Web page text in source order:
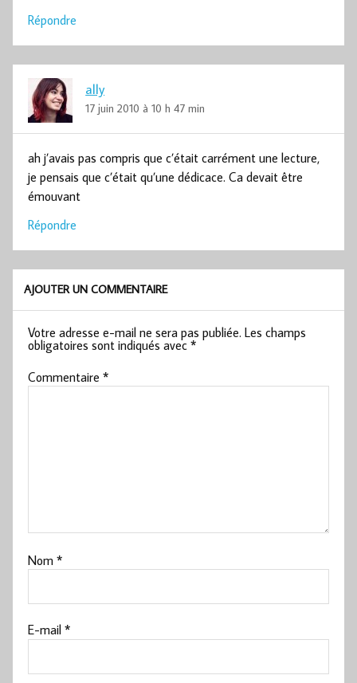
Répondre
ally
17 juin 2010 à 10 h 47 min
ah j’avais pas compris que c’était carrément une lecture,
je pensais que c’était qu’une dédicace. Ca devait être
émouvant
Répondre
AJOUTER UN COMMENTAIRE
Votre adresse e-mail ne sera pas publiée. Les champs
obligatoires sont indiqués avec*
Commentaire*
Nom*
E-mail*